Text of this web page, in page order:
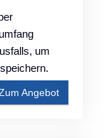
um
Angebot